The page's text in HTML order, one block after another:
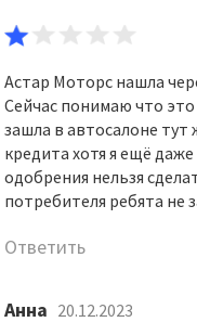
Астар Моторс нашла
Сейчас понимаю что
зашла в автосалоне
кредита хотя я ещё
одобрения нельзя
потребителя ребята не
Ответить
Анна 20.12.2023